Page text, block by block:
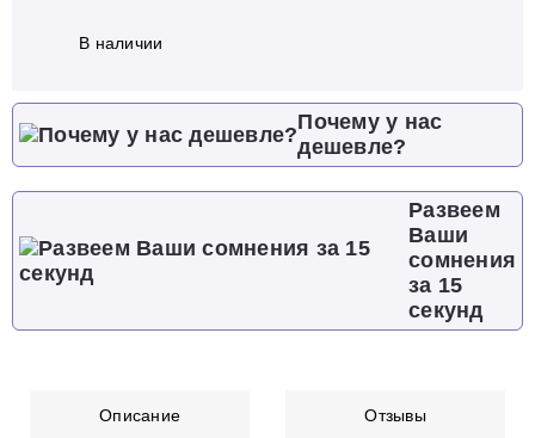
В наличии
Почему у нас
дешевле?
Развеем
Ваши
сомнения
за 15
секунд
Описание Отзывы